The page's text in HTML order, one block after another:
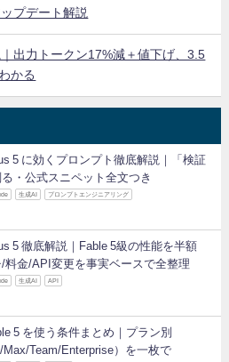
プデート解説
出力トークン17%減＋値下げ、3.5
かる
5 に効くプロンプト徹底解説｜「検証
・公式スニペット全文つき
生成AI プロンプトエンジニアリング
5 徹底解説｜Fable 5級の性能を半額
料金/API変更を事実ベースで全整理
生成AI API
5 を使う条件まとめ｜プラン別
Max/Team/Enterprise）を一枚で